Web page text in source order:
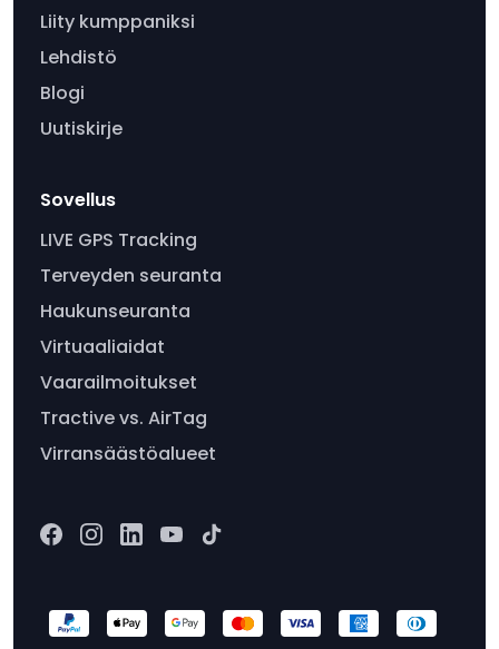
Liity kumppaniksi
Lehdistö
Blogi
Uutiskirje
Sovellus
LIVE GPS Tracking
Terveyden seuranta
Haukunseuranta
Virtuaaliaidat
Vaarailmoitukset
Tractive vs. AirTag
Virransäästöalueet